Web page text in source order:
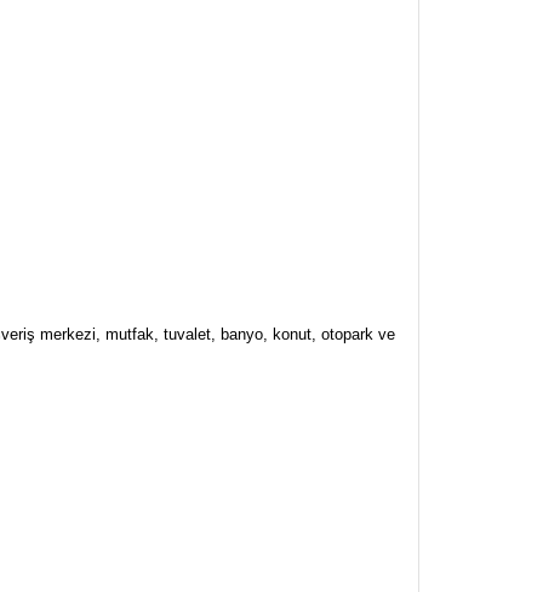
merkezi, mutfak, tuvalet, banyo, konut, otopark ve